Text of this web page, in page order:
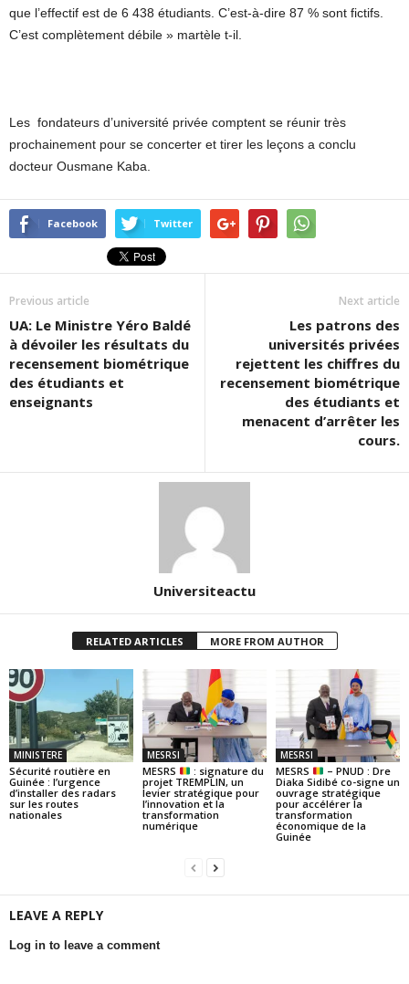
que l’effectif est de 6 438 étudiants. C’est-à-dire 87 % sont fictifs.
C’est complètement débile » martèle t-il.
Les fondateurs d’université privée comptent se réunir très
prochainement pour se concerter et tirer les leçons a conclu
docteur Ousmane Kaba.
Facebook Twitter
Previous article
UA: Le Ministre Yéro Baldé
à dévoiler les résultats du
recensement biométrique
des étudiants et
enseignants
Next article
Les patrons des
universités privées
rejettent les chiffres du
recensement biométrique
des étudiants et
menacent d’arrêter les
cours.
Universiteactu
RELATED ARTICLES MORE FROM AUTHOR
MINISTERE
Sécurité routière en
Guinée : l’urgence
d’installer des radars
sur les routes
nationales
MESRSI
MESRS
: signature du
projet TREMPLIN, un
levier stratégique pour
l’innovation et la
transformation
numérique
MESRSI
MESRS
– PNUD : Dre
Diaka Sidibé co-signe un
ouvrage stratégique
pour accélérer la
transformation
économique de la
Guinée
LEAVE A REPLY
Log in to leave a comment